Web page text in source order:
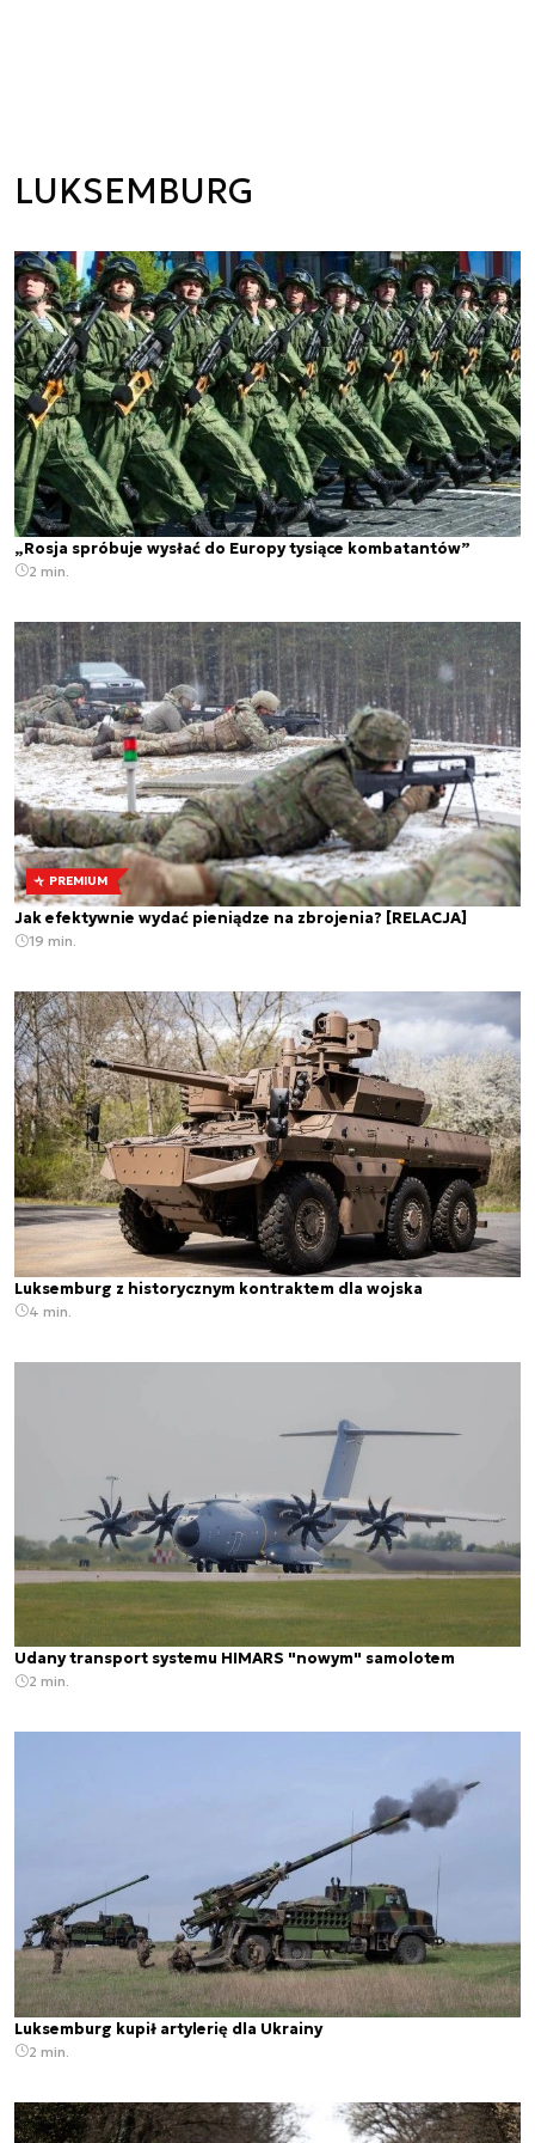
LUKSEMBURG
„Rosja spróbuje wysłać do Europy tysiące kombatantów”
2 min.
PREMIUM
Jak efektywnie wydać pieniądze na zbrojenia? [RELACJA]
19 min.
Luksemburg z historycznym kontraktem dla wojska
4 min.
Udany transport systemu HIMARS "nowym" samolotem
2 min.
Luksemburg kupił artylerię dla Ukrainy
2 min.